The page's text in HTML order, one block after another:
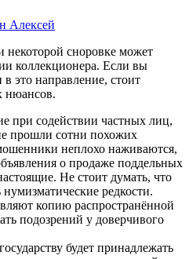
Алексей
некоторой сноровке может
коллекционера. Если вы
это направление, стоит
нюансов.
при содействии частных лиц,
прошли сотни похожих
неплохо наживаются,
о продаже поддельных
Не стоит думать, что
редкости.
копию распространённой
подозрений у доверчивого
будет принадлежать